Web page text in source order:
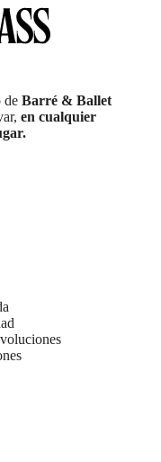
deBarré & Ballet
en cualquier